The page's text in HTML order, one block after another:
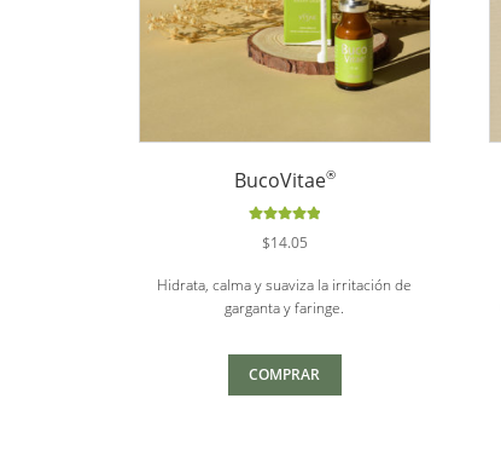
BucoVitae®
con
$14.05
Hidrata, calma y suaviza la irritación de
garganta y faringe.
COMPRAR